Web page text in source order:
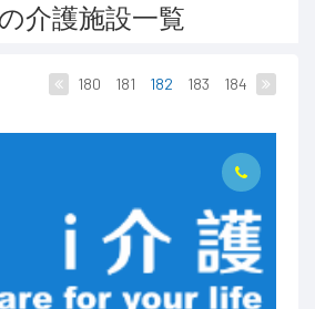
介護施設一覧
180 181 182 183 184